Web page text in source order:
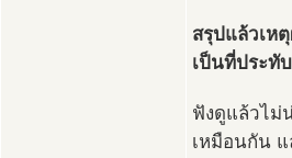
สรุปแล้วเห
เป็นที่ประทั
ฟังดูแล้วไม่
เหมือนกัน